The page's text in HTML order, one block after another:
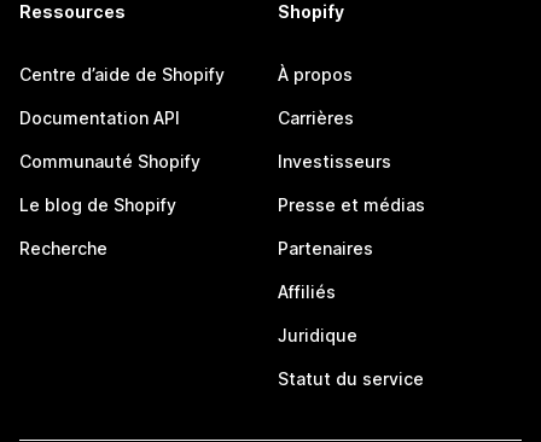
Ressources
Centre d’aide de Shopify
Documentation API
Communauté Shopify
Le blog de Shopify
Recherche
Shopify
À propos
Carrières
Investisseurs
Presse et médias
Partenaires
Affiliés
Juridique
Statut du service